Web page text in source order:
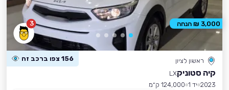
3
ראשון לציון 156 צפו ברכב זה
קיה סטוניקLX
2023 יד 1
124,000 ק״מ
3,000 ₪ הנחה